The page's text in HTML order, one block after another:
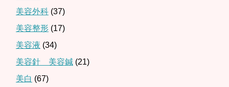
美容外科 (37)
美容整形 (17)
美容液 (34)
美容針 美容鍼 (21)
美白 (67)